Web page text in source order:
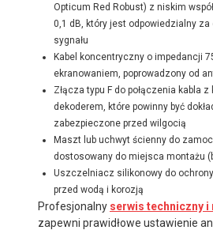
Opticum Red Robust) z niskim
0,1 dB, który jest odpowiedzialny
sygnału
Kabel koncentryczny o impedancji
ekranowaniem, poprowadzony od
Złącza typu F do połączenia kabla
dekoderem, które powinny być
zabezpieczone przed wilgocią
Maszt lub uchwyt ścienny do
dostosowany do miejsca montażu
Uszczelniacz silikonowy do
przed wodą i korozją
Profesjonalny serwis techniczny i
zapewni prawidłowe ustawienie